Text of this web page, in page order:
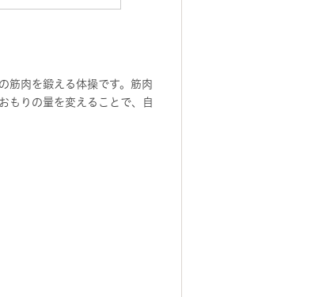
筋肉を鍛える体操です。筋肉
もりの量を変えることで、自